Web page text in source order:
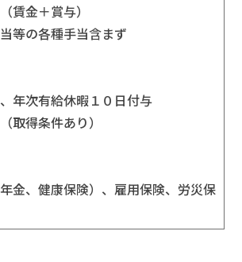
賃金＋賞与）
等の各種手当含まず
年次有給休暇１０日付与
取得条件あり）
金、健康保険）、雇用保険、労災保